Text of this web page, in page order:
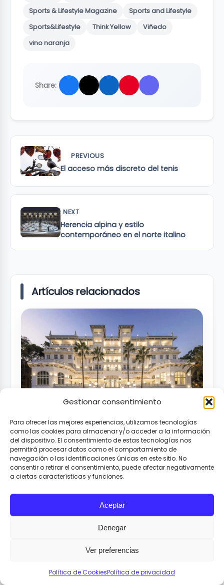
Gestionar consentimiento
Para ofrecer las mejores experiencias, utilizamos tecnologías
como las cookies para almacenar y/o acceder a la información
del dispositivo. El consentimiento de estas tecnologías nos
permitirá procesar datos como el comportamiento de
navegación o las identificaciones únicas en este sitio. No
consentir o retirar el consentimiento, puede afectar negativamente
a ciertas características y funciones.
Aceptar
Denegar
Ver preferencias
Política de CookiesPolítica de privacidad
Sports & Lifestyle Magazine
Sports and Lifestyle
Sports&Lifestyle
Think Yellow
Viñedo
vino naranja
Share:
PREVIOUS
El acceso más discreto del tenis
NEXT
Herencia alpina y estilo
contemporáneo en el norte italino
Artículos relacionados
Monique Sanmiguel
mayo 28, 2026
Hébergement
Un palacio frente al Mediterráneo
presencia poco común en Málaga: la de…